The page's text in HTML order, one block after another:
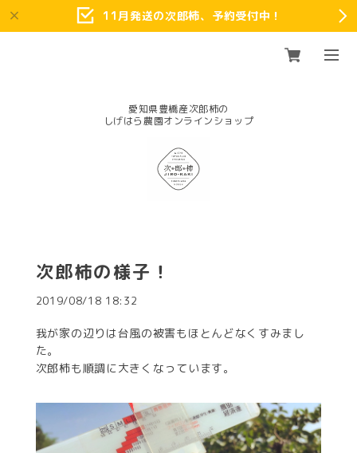
11月発送の次郎柿、予約受付中！
愛知県豊橋産次郎柿の
次郎柿の様子！
2019/08/18 18:32
我が家の辺りは台風の被害もほとんどなくすみまし
た。
次郎柿も順調に大きくなっています。